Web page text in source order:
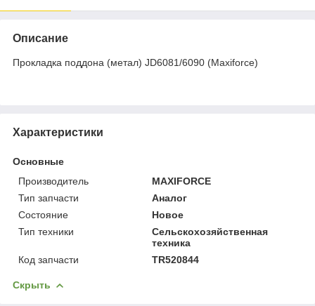
Описание
Прокладка поддона (метал) JD6081/6090 (Maxiforce)
Характеристики
Основные
Производитель
MAXIFORCE
Тип запчасти
Аналог
Состояние
Новое
Тип техники
Сельскохозяйственная
техника
Код запчасти
TR520844
Скрыть